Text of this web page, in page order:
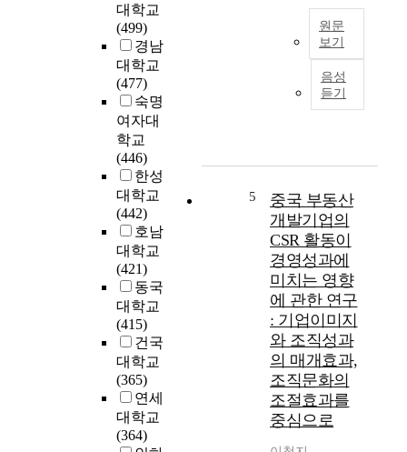
대학교
(499)
경남
대학교
(477)
숙명
여자대
학교
(446)
한성
대학교
(442)
호남
대학교
(421)
동국
대학교
(415)
건국
대학교
(365)
연세
대학교
(364)
어
원문
보기
음성
듣기
5
중국 부동산
개발기업의
CSR 활동이
경영성과에
미치는 영향
에 관한 연구
: 기업이미지
와 조직성과
의 매개효과,
조직문화의
조절효과를
중심으로